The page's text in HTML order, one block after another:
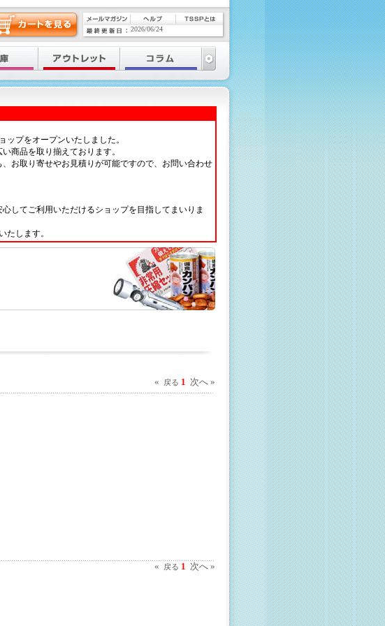
ップをオープンいたしました。
商品を取り揃えております。
お取り寄せやお見積りが可能ですので、お問い合わせ
してご利用いただけるショップを目指してまいりま
たします。
« 戻る 1 次へ »
« 戻る 1 次へ »
2026/06/24